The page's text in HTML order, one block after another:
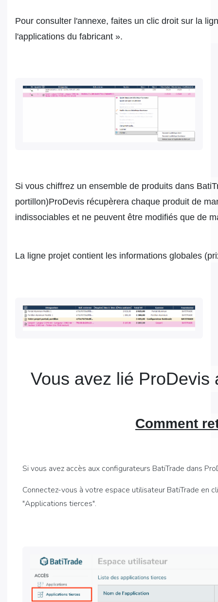
Pour consulter l'annexe, faites un clic droit sur la
l'applications du fabricant ».
Si vous chiffrez un ensemble de produits dans
portillon)ProDevis récupèrera chaque produit de
indissociables et ne peuvent être modifiés que de
La ligne projet contient les informations globales
Vous avez lié
Comment
Si vous avez accès aux configurateurs BatiTrade dans
Connectez-vous à votre espace utilisateur BatiTrade en
"Applications tierces".